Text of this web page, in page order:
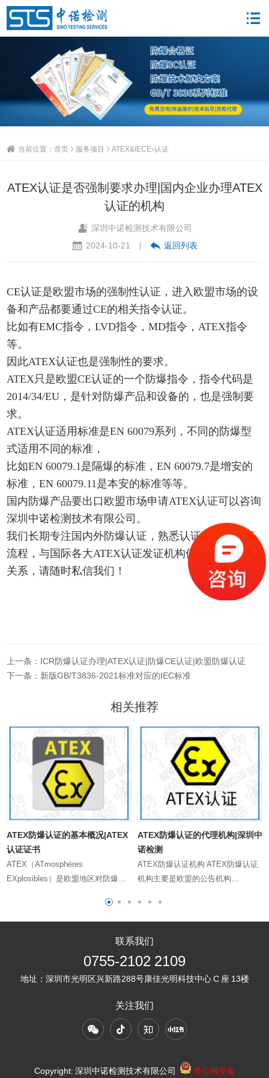
当前位置：首页 服务项目 ATEX&IECEx认证
ATEX认证是否强制要求办理|国内企业办理ATEX
认证的机构
深圳中诺检测技术有限公司
2024-10-21
| 返回列表
CE认证是欧盟市场的强制性认证，进入欧盟市场的设
备和产品都要通过CE的相关指令认证。
比如有EMC指令，LVD指令，MD指令，ATEX指令
等。
因此ATEX认证也是强制性的要求。
ATEX只是欧盟CE认证的一个防爆指令，指令代码是
2014/34/EU，是针对防爆产品和设备的，也是强制要
求。
ATEX认证适用标准是EN 60079系列，不同的防爆型
式适用不同的标准，
比如EN 60079.1是隔爆的标准，EN 60079.7是增安的
标准，EN 60079.11是本安的标准等等。
国内防爆产品要出口欧盟市场申请ATEX认证可以咨询
深圳中诺检测技术有限公司。
我们长期专注国内外防爆认证，熟悉认证标准和认证
流程，与国际各大ATEX认证发证机构保持良好的合作
关系，请随时私信我们！
上一条：ICR防爆认证办理|ATEX认证|防爆CE认证|欧盟防爆认证
下一条：新版GB/T3836-2021标准对应的IEC标准
相关推荐
ATEX防爆认证的基本概况|ATEX
认证证书
ATEX（ATmosphères
EXplosibles）是欧盟地区对防爆设
爆炸性环境中能够安全运行，防止引
发爆炸事故。以下是深圳中诺检测技
术有限公司关于ATEX防爆认证标准
的“潜在爆炸环境用的设备及保护系
2014/34/EU）指令，它规定了拟用
ATEX防爆认证的代理机构|深圳中
诺检测
ATEX防爆认证机构 ATEX防爆认证
机构主要是欧盟的公告机构
发ATEX证书，以证明产品符合欧盟
ATEX防爆指令的要求，能够在潜在
爆炸性环境中安全使用。以下是深圳
认证机构及相关服务的详细介绍：
一、ATEX防爆认证机构 ATEX防爆
构，这些机构包括但不限于：
TU……
联系我们
0755-2102 2109
地址： 深圳市光明区兴新路288号康佳光明科技中心 C 座 13楼
关注我们
Copyright: 深圳中诺检测技术有限公司 粤公网安备